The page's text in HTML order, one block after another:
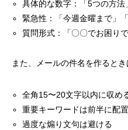
具体的な数字：「5つの方法
緊急性：「今週金曜まで」「
質問形式：「〇〇でお困り
また、メールの件名を作ると
全角15〜20文字以内に収め
重要キーワードは前半に配置
過度な煽り文句は避ける